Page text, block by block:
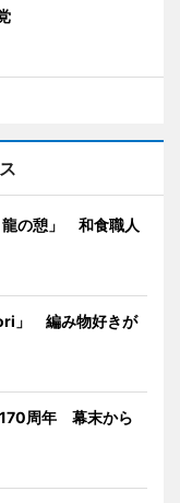
龍の憩」 和食職人
」 編み物好きが
170周年 幕末から